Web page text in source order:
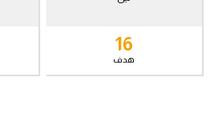
رياضة نسائية
آسيا
16
هدف